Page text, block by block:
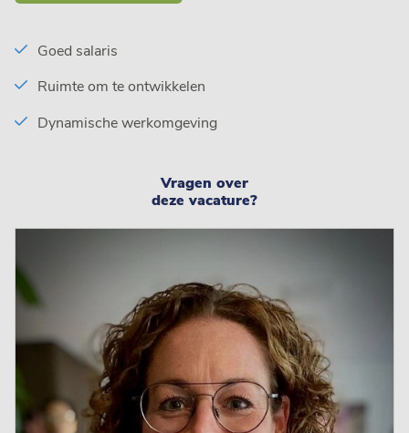
Goed salaris
Ruimte om te ontwikkelen
Dynamische werkomgeving
Vragen over
deze vacature?